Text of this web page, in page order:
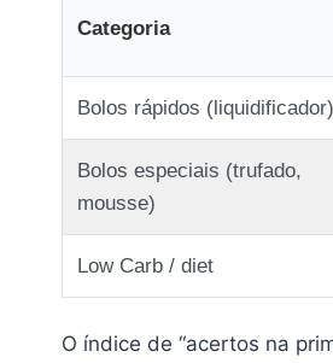
Categoria
Bolos rápidos (liquidificador)
Bolos especiais (trufado,
mousse)
Low Carb / diet
O índice de “acertos na